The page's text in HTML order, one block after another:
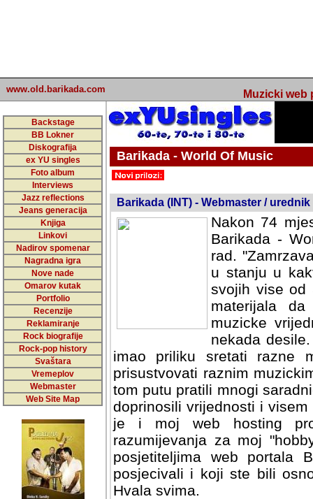
www.old.barikada.com Muzicki web
Backstage
BB Lokner
Diskografija
ex YU singles
Foto album
Interviews
Jazz reflections
Jeans generacija
Knjiga
Linkovi
Nadirov spomenar
Nagradna igra
Nove nade
Omarov kutak
Portfolio
Recenzije
Reklamiranje
Rock biografije
Rock-pop history
Svaštara
Vremeplov
Webmaster
Web Site Map
Barikada - World Of Music
Barikada (INT) - Webmaster / urednik
Nakon 74
Barikada -
rad.
u stanju u
svojih vise od
materijala
muzicke
nekada
imao priliku sretati razne
prisustvovati raznim
tom putu pratili mnogi
doprinosili vrijednosti i
je i moj web hosting
razumijevanja za moj
posjetiteljima web portala
posjecivali i koji ste bili
Hvala svima.